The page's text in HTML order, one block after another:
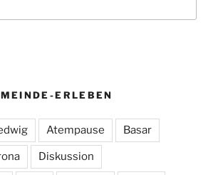
ERLEBEN
Atempause Basar
Diskussion